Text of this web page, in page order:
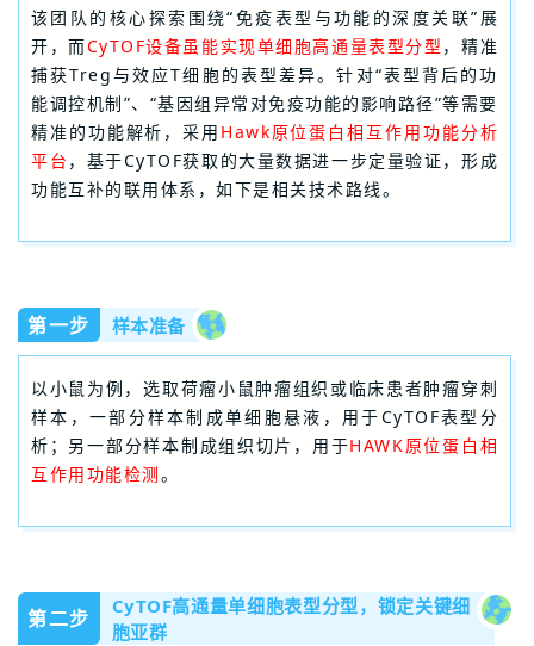
该团队的核心探索围绕“免疫表型与功能的深度关联”展
开，而CyTOF设备虽能实现单细胞高通量表型分型 ，精准
捕获Treg与效应T细胞的表型差异。针对“表型背后的功
能调控机制”、“基因组异常对免疫功能的影响路径”等需要
精准的功能解析，采用 Hawk原位蛋白相互作用功能分析
平台 ，基于CyTOF获取的大量数据进一步定量验证，形成
功能互补的联用体系，如下是相关技术路线。
第一步 样本准备
以小鼠为例，选取荷瘤小鼠肿瘤组织或临床患者肿瘤穿刺
样本，一部分样本制成单细胞悬液，用于CyTOF表型分
析；另一部分样本制成组织切片，用于HAWK原位蛋白相
互作用功能检测。
第二步
CyTOF高通量单细胞表型分型，锁定关键细
胞亚群